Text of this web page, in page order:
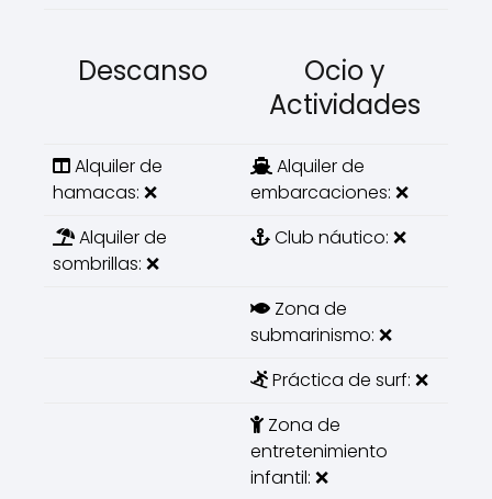
Descanso
Ocio y
Actividades
Alquiler de
hamacas: ❌
Alquiler de
embarcaciones: ❌
Alquiler de
sombrillas: ❌
Club náutico: ❌
Zona de
submarinismo: ❌
Práctica de surf: ❌
Zona de
entretenimiento
infantil: ❌